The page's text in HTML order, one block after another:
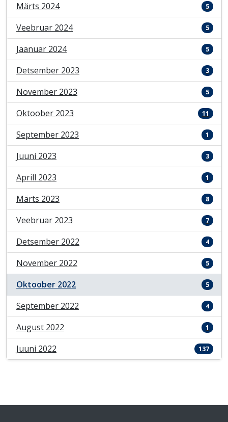
Märts 2024 5
Veebruar 2024 5
Jaanuar 2024 5
Detsember 2023 3
November 2023 5
Oktoober 2023 11
September 2023 1
Juuni 2023 3
Aprill 2023 1
Märts 2023 8
Veebruar 2023 7
Detsember 2022 4
November 2022 5
Oktoober 2022 5
September 2022 4
August 2022 1
Juuni 2022 137